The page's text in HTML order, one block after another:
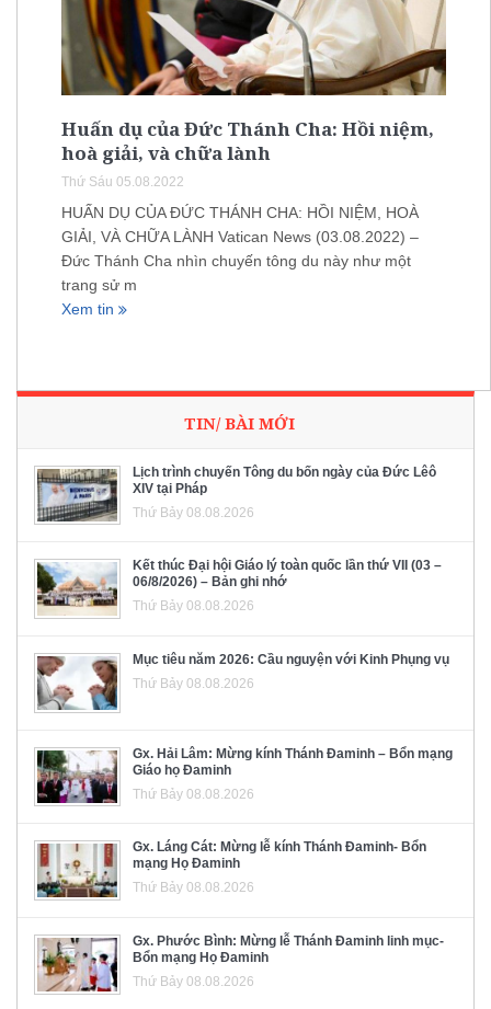
Huấn dụ của Đức Thánh Cha: Hồi niệm,
hoà giải, và chữa lành
Thứ Sáu 05.08.2022
HUẤN DỤ CỦA ĐỨC THÁNH CHA: HỒI NIỆM, HOÀ
GIẢI, VÀ CHỮA LÀNH Vatican News (03.08.2022) –
Đức Thánh Cha nhìn chuyến tông du này như một
trang sử m
Xem tin
TIN/ BÀI MỚI
Lịch trình chuyến Tông du bốn ngày của Đức Lêô
XIV tại Pháp
Thứ Bảy 08.08.2026
Kết thúc Đại hội Giáo lý toàn quốc lần thứ VII (03 –
06/8/2026) – Bản ghi nhớ
Thứ Bảy 08.08.2026
Mục tiêu năm 2026: Cầu nguyện với Kinh Phụng vụ
Thứ Bảy 08.08.2026
Gx. Hải Lâm: Mừng kính Thánh Đaminh – Bổn mạng
Giáo họ Đaminh
Thứ Bảy 08.08.2026
Gx. Láng Cát: Mừng lễ kính Thánh Đaminh- Bổn
mạng Họ Đaminh
Thứ Bảy 08.08.2026
Gx. Phước Bình: Mừng lễ Thánh Đaminh linh mục-
Bổn mạng Họ Đaminh
Thứ Bảy 08.08.2026